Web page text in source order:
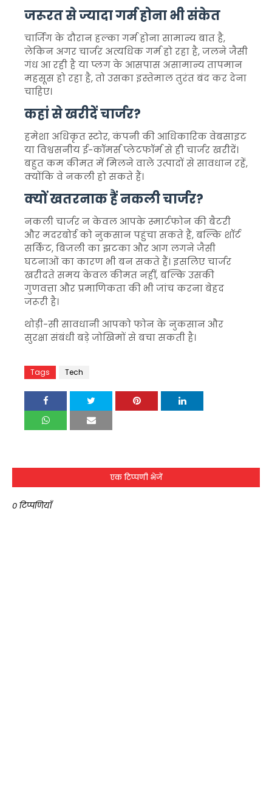
जरूरत से ज्यादा गर्म होना भी संकेत
चार्जिंग के दौरान हल्का गर्म होना सामान्य बात है,
लेकिन अगर चार्जर अत्यधिक गर्म हो रहा है, जलने जैसी
गंध आ रही है या प्लग के आसपास असामान्य तापमान
महसूस हो रहा है, तो उसका इस्तेमाल तुरंत बंद कर देना
चाहिए।
कहां से खरीदें चार्जर?
हमेशा अधिकृत स्टोर, कंपनी की आधिकारिक वेबसाइट
या विश्वसनीय ई-कॉमर्स प्लेटफॉर्म से ही चार्जर खरीदें।
बहुत कम कीमत में मिलने वाले उत्पादों से सावधान रहें,
क्योंकि वे नकली हो सकते हैं।
क्यों खतरनाक हैं नकली चार्जर?
नकली चार्जर न केवल आपके स्मार्टफोन की बैटरी
और मदरबोर्ड को नुकसान पहुंचा सकते हैं, बल्कि शॉर्ट
सर्किट, बिजली का झटका और आग लगने जैसी
घटनाओं का कारण भी बन सकते हैं। इसलिए चार्जर
खरीदते समय केवल कीमत नहीं, बल्कि उसकी
गुणवत्ता और प्रमाणिकता की भी जांच करना बेहद
जरूरी है।
थोड़ी-सी सावधानी आपको फोन के नुकसान और
सुरक्षा संबंधी बड़े जोखिमों से बचा सकती है।
Tags Tech
एक टिप्पणी भेजें
0 टिप्पणियाँ